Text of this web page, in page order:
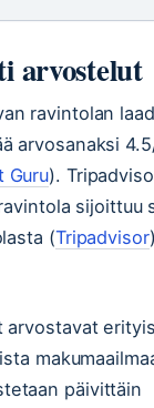
arvostelut
ravintolan
arvosanaksi
Guru).
sijoittuu
(Tripadvisor
arvostavat
päivittäin